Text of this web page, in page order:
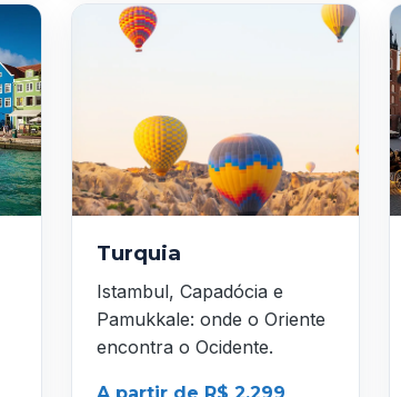
Turquia
Istambul, Capadócia e
Pamukkale: onde o Oriente
encontra o Ocidente.
A partir de R$ 2.299